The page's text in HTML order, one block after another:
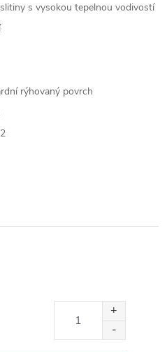
s vysokou tepelnou vodivostí
rýhovaný povrch